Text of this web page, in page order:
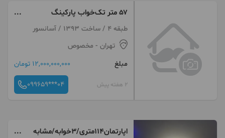
۵۷ متر تک‌خواب پارکینگ
اختصاصی (آسانسور) (منیریه)
طبقه 4 / ساخت 1393 / آسانسور
تهران - مخصوص
مبلغ
12,000,000,000 تومان
2 هفته پیش 099659***04
اپارتمان۱۱۴متری/۳خوابه/مشابه